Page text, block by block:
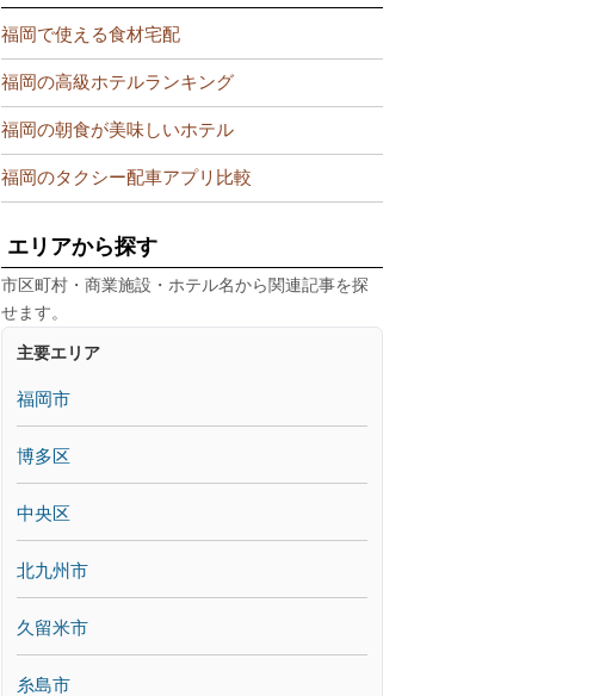
福岡で使える食材宅配
福岡の高級ホテルランキング
福岡の朝食が美味しいホテル
福岡のタクシー配車アプリ比較
エリアから探す
市区町村・商業施設・ホテル名から関連記事を探
せます。
主要エリア
福岡市
博多区
中央区
北九州市
久留米市
糸島市